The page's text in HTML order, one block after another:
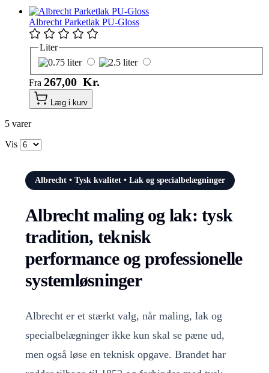
Albrecht Parketlak PU-Gloss
Liter
Fra 267,00 Kr.
Læg i kurv
5 varer
Vis
Albrecht • Tysk kvalitet • Lak og specialbelægninger
Albrecht maling og lak: tysk
tradition, teknisk
performance og professionelle
systemløsninger
Albrecht er et stærkt valg, når maling, lak og
specialbelægninger ikke kun skal se pæne ud,
men også løse en teknisk opgave. Brandet har